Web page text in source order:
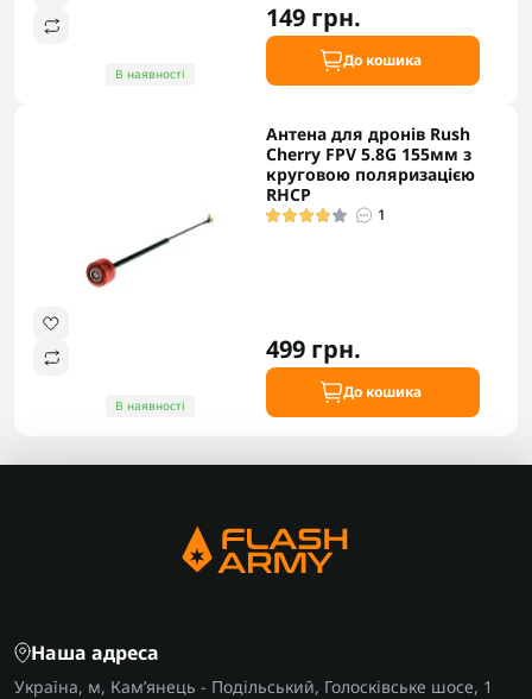
В наявності
149 грн.
До кошика
В наявності
Антена для дронів Rush
Cherry FPV 5.8G 155мм з
круговою поляризацією
RHCP
1
499 грн.
До кошика
Наша адреса
Україна, м, Кам’янець - Подільський, Голосківське шосе, 1